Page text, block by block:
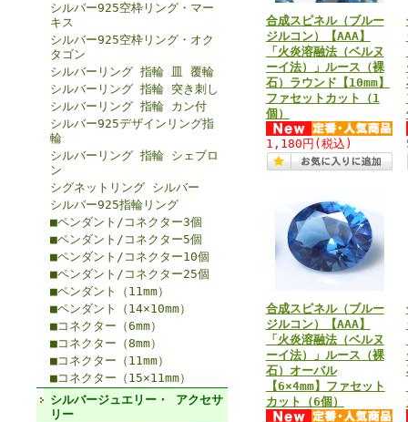
シルバー925空枠リング・マー
キス
シルバー925空枠リング・オク
タゴン
シルバーリング 指輪 皿 覆輪
シルバーリング 指輪 突き刺し
シルバーリング 指輪 カン付
シルバー925デザインリング指
輪
シルバーリング 指輪 シェブロ
ン
シグネットリング シルバー
シルバー925指輪リング
■ペンダント/コネクター3個
■ペンダント/コネクター5個
■ペンダント/コネクター10個
■ペンダント/コネクター25個
■ペンダント（11mm）
■ペンダント（14×10mm）
■コネクター（6mm）
■コネクター（8mm）
■コネクター（11mm）
■コネクター（15×11mm）
シルバージュエリー・ アクセサ
リー
合成スピネル（ブルー
ジルコン）【AAA】
「火炎溶融法（ベルヌ
ーイ法）」ルース（裸
石）ラウンド【10mm】
ファセットカット（1
個）
1,180円 (税込)
合成スピネル（ブルー
ジルコン）【AAA】
「火炎溶融法（ベルヌ
ーイ法）」ルース（裸
石）オーバル
【6×4mm】ファセット
カット（6個）